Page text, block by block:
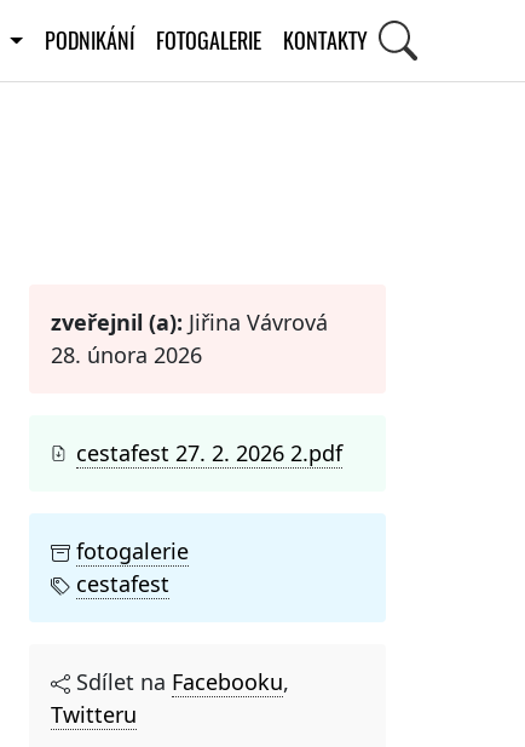
PODNIKÁNÍ FOTOGALERIE KONTAKTY
zveřejnil (a): Jiřina Vávrová
28. února 2026
cestafest 27. 2. 2026 2.pdf
fotogalerie
cestafest
Sdílet na Facebooku,
Twitteru